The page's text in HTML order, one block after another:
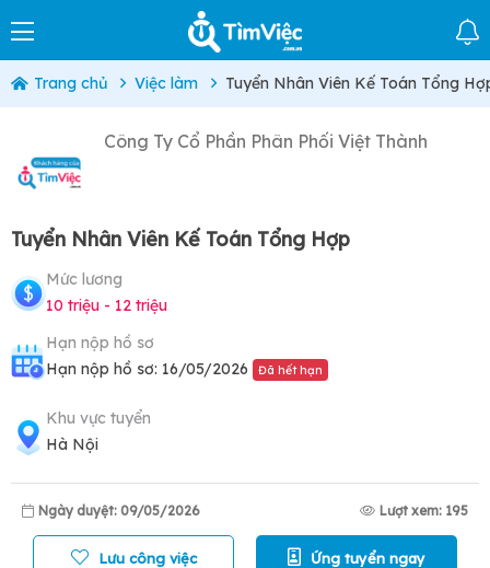
Trang chủ Việc làm Tuyển Nhân Viên Kế Toán Tổng
Công Ty Cổ Phần Phân Phối Việt Thành
Tuyển Nhân Viên Kế Toán Tổng Hợp
Mức lương
10 triệu - 12 triệu
Hạn nộp hồ sơ
Hạn nộp hồ sơ: 16/05/2026
Đã hết hạn
Khu vực tuyển
Hà Nội
Ngày duyệt: 09/05/2026 Lượt xem: 195
Lưu công việc Ứng tuyển ngay